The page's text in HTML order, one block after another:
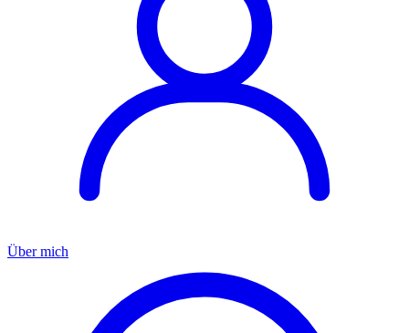
Über mich